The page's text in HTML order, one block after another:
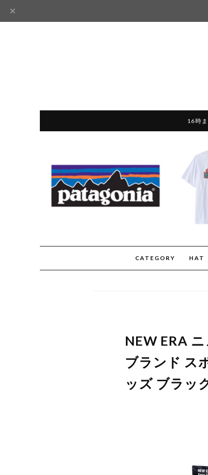
16時
CATEGORY HAT
NEW ERA
ブランド ス
ッズ ブラッ